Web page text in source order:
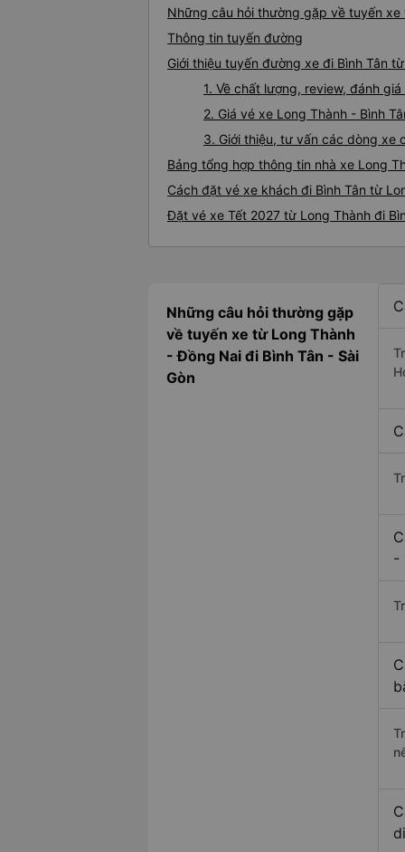
Những câu hỏi thường gặp về tuyến xe
Thông tin tuyến đường
Giới thiệu tuyến đường xe đi Bình Tân
1. Về chất lượng, review, đánh
2. Giá vé xe Long Thành - Bình
3. Giới thiệu, tư vấn các dòng xe
Bảng tổng hợp thông tin nhà xe Long
Cách đặt vé xe khách đi Bình Tân từ
Đặt vé xe Tết 2027 từ Long Thành đi
Những câu hỏi thường gặp
về tuyến xe từ Long Thành
- Đồng Nai đi Bình Tân - Sài
Gòn
-